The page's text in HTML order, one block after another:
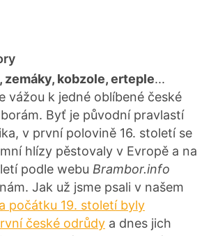
zemáky, kobzole, erteple...
vážou k jedné oblíbené české
Byť je původní pravlastí
v první polovině 16. století se
hlízy pěstovaly v Evropě a na
podle webu Brambor.info
Jak už jsme psali v našem
počátku 19. století byly
české odrůdy a dnes jich